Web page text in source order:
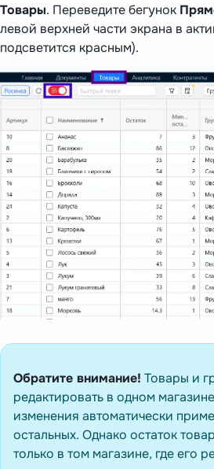
Товары. Переведите бегунок
левой верхней части экрана в
подсветится красным).
Обратите внимание! Товары и
редактировать в одном
изменения автоматически
остальных. Однако остаток
только в том магазине, где его